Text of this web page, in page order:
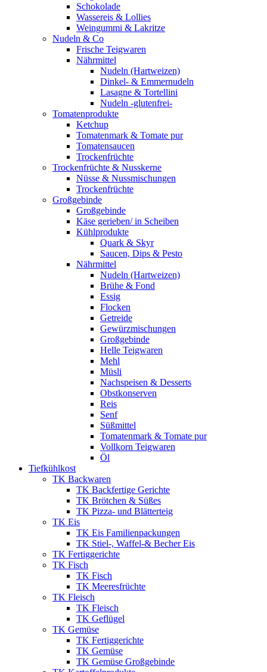
Schokolade
Wassereis & Lollies
Weingummi & Lakritze
Nudeln & Co
Frische Teigwaren
Nährmittel
Nudeln (Hartweizen)
Dinkel- & Emmernudeln
Lasagne & Tortellini
Nudeln -glutenfrei-
Tomatenprodukte
Ketchup
Tomatenmark & Tomate pur
Tomatensaucen
Trockenfrüchte
Trockenfrüchte & Nusskerne
Nüsse & Nussmischungen
Trockenfrüchte
Großgebinde
Großgebinde
Käse gerieben/ in Scheiben
Kühlprodukte
Quark & Skyr
Saucen, Dips & Pesto
Nährmittel
Nudeln (Hartweizen)
Brühe & Fond
Essig
Flocken
Getreide
Gewürzmischungen
Großgebinde
Helle Teigwaren
Mehl
Müsli
Nachspeisen & Desserts
Obstkonserven
Reis
Senf
Süßmittel
Tomatenmark & Tomate pur
Vollkorn Teigwaren
Öl
Tiefkühlkost
TK Backwaren
TK Backfertige Gerichte
TK Brötchen & Süßes
TK Pizza- und Blätterteig
TK Eis
TK Eis Familienpackungen
TK Stiel-, Waffel-& Becher Eis
TK Fertiggerichte
TK Fisch
TK Fisch
TK Meeresfrüchte
TK Fleisch
TK Fleisch
TK Geflügel
TK Gemüse
TK Fertiggerichte
TK Gemüse
TK Gemüse Großgebinde